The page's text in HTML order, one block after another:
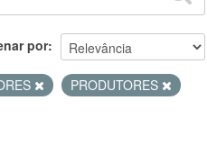
por
PRODUTORES